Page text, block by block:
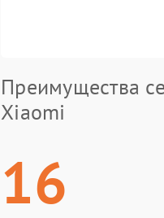
Преимущества
Xiaomi
16